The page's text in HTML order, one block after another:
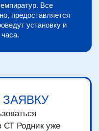
Все
предоставляется
установку и
СТ Родник уже